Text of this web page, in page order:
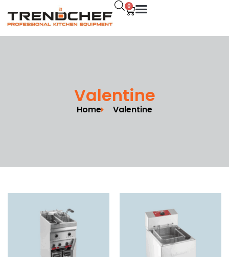
0
Valentine
Home Valentine